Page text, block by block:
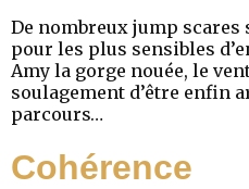
De nombreux jump
pour les plus sensibles
Amy la gorge nouée, le
soulagement d’être enfin
parcours…
Cohérence